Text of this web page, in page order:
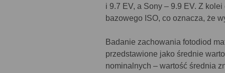
i 9.7 EV, a Sony – 9.9 EV. Z
bazowego ISO, co oznacza, że
Badanie zachowania fotodiod
przedstawione jako średnie
nominalnych – wartość średnia